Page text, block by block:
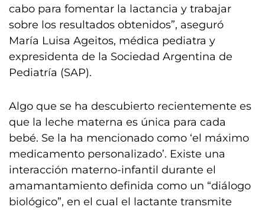
cabo para fomentar la lactancia y trabajar
sobre los resultados obtenidos”, aseguró
María Luisa Ageitos, médica pediatra y
expresidenta de la Sociedad Argentina de
Pediatría (SAP).
Algo que se ha descubierto recientemente es
que la leche materna es única para cada
bebé. Se la ha mencionado como ‘el máximo
medicamento personalizado’. Existe una
interacción materno-infantil durante el
amamantamiento definida como un “diálogo
biológico”, en el cual el lactante transmite